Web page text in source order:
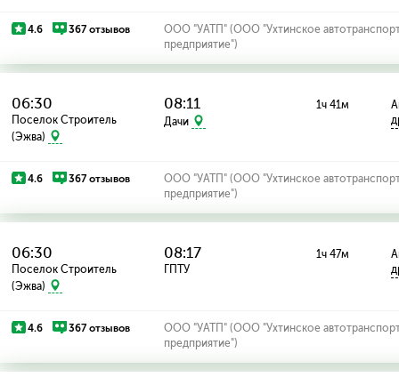
4.6 367 отзывов
ООО "УАТП" (ООО "Ухтинское
предприятие")
06:30
Поселок Строитель
(Эжва)
08:11
Дачи
1ч 41м
4.6 367 отзывов
ООО "УАТП" (ООО "Ухтинское
предприятие")
06:30
Поселок Строитель
(Эжва)
08:17
ГПТУ
1ч 47м
4.6 367 отзывов
ООО "УАТП" (ООО "Ухтинское
предприятие")